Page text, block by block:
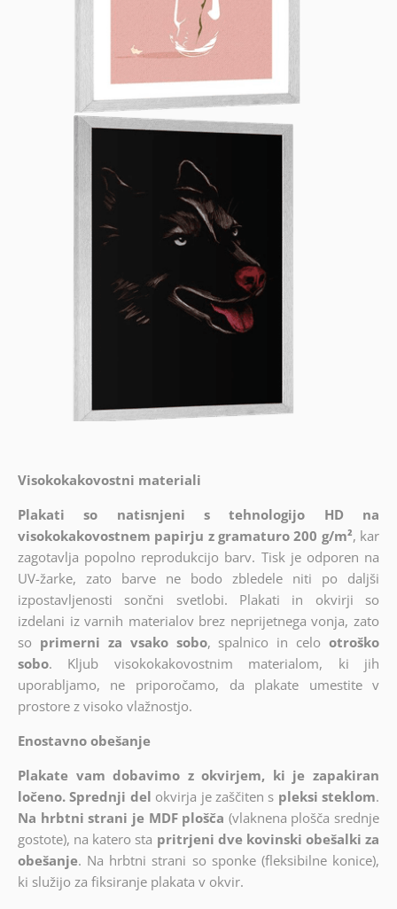
Visokokakovostni materiali
Plakati so natisnjeni s tehnologijo HD na
visokokakovostnem papirju z gramaturo 200 g/m², kar
zagotavlja popolno reprodukcijo barv. Tisk je odporen na
UV-žarke, zato barve ne bodo zbledele niti po daljši
izpostavljenosti sončni svetlobi. Plakati in okvirji so
izdelani iz varnih materialov brez neprijetnega vonja, zato
so primerni za vsako sobo, spalnico in celo otroško
sobo. Kljub visokokakovostnim materialom, ki jih
uporabljamo, ne priporočamo, da plakate umestite v
prostore z visoko vlažnostjo.
Enostavno obešanje
Plakate vam dobavimo z okvirjem, ki je zapakiran
ločeno. Sprednji del okvirja je zaščiten s pleksi steklom.
Na hrbtni strani je MDF plošča (vlaknena plošča srednje
gostote), na katero sta pritrjeni dve kovinski obešalki za
obešanje. Na hrbtni strani so sponke (fleksibilne konice),
ki služijo za fiksiranje plakata v okvir.